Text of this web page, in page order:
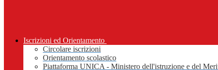
Iscrizioni ed Orientamento
Circolare iscrizioni
Orientamento scolastico
Piattaforma UNICA - Ministero dell'istruzione e del